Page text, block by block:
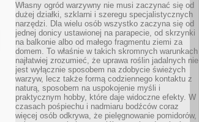
Własny ogród warzywny nie musi zaczynać się od
dużej działki, szklarni i szeregu specjalistycznych
narzędzi. Dla wielu osób wszystko zaczyna się od
jednej donicy ustawionej na parapecie, od skrzynki
na balkonie albo od małego fragmentu ziemi za
domem. To właśnie w takich skromnych warunkach
najłatwiej zrozumieć, że uprawa roślin jadalnych nie
jest wyłącznie sposobem na zdobycie świeżych
warzyw, lecz także formą codziennego kontaktu z
naturą, sposobem na uspokojenie myśli i
praktycznym hobby, które daje widoczne efekty. W
czasach pośpiechu i nadmiaru bodźców coraz
więcej osób odkrywa, że pielęgnowanie pomidorów,